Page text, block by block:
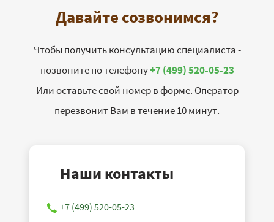
Давайте созвонимся?
Чтобы получить консультацию специалиста -
позвоните по телефону+7 (499) 520-05-23
Или оставьте свой номер в форме. Оператор
перезвонит Вам в течение 10 минут.
Наши контакты
+7 (499) 520-05-23